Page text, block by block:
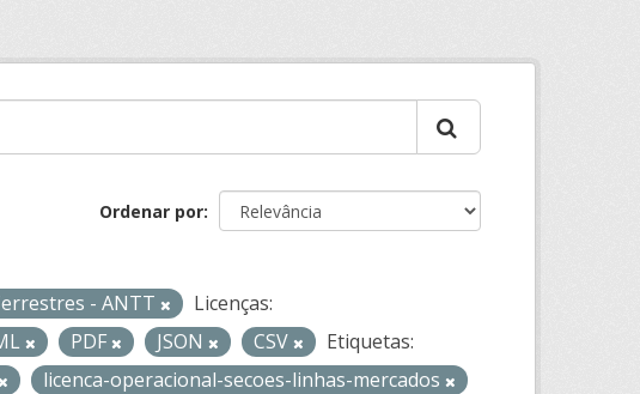
Ordenar por
- ANTT
Licenças:
PDF JSON CSV
Etiquetas:
licenca-operacional-secoes-linhas-mercados